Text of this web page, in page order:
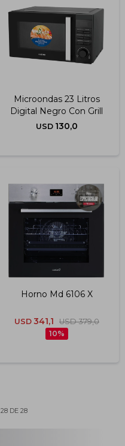
Microondas 23 Litros
Digital Negro Con Grill
USD 130,0
Horno Md 6106 X
USD 341,1 USD 379,0
10
28DE 28